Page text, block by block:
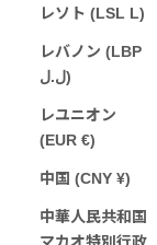
レソト (LSL L)
レバノン (LBP
ل.ل)
レユニオン
(EUR €)
中国 (CNY ¥)
中華人民共和国
マカオ特別行政